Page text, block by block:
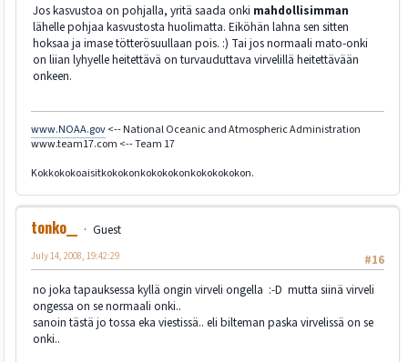
Jos kasvustoa on pohjalla, yritä saada onki mahdollisimman
lähelle pohjaa kasvustosta huolimatta. Eiköhän lahna sen sitten
hoksaa ja imase tötterösuullaan pois. :) Tai jos normaali mato-onki
on liian lyhyelle heitettävä on turvauduttava virvelillä heitettävään
onkeen.
www.NOAA.gov<-- National Oceanic and Atmospheric Administration
www.team17.com <-- Team 17
Kokkokokoaisitkokokonkokokokonkokokokokon.
tonko__
Guest
#16
July 14, 2008, 19:42:29
no joka tapauksessa kyllä ongin virveli ongella :-D mutta siinä virveli
ongessa on se normaali onki..
sanoin tästä jo tossa eka viestissä.. eli bilteman paska virvelissä on se
onki..